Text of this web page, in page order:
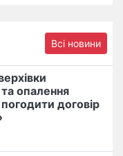
Всі новини
опалення
договір